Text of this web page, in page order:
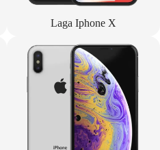
Laga Iphone X